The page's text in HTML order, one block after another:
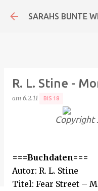
Direkt
SARAHS BUNTE
R. L. Stine -
am 6.2.11 BIS 18
Copyright
===Buchdaten===
Autor: R. L. Stine
Titel: Fear Street –